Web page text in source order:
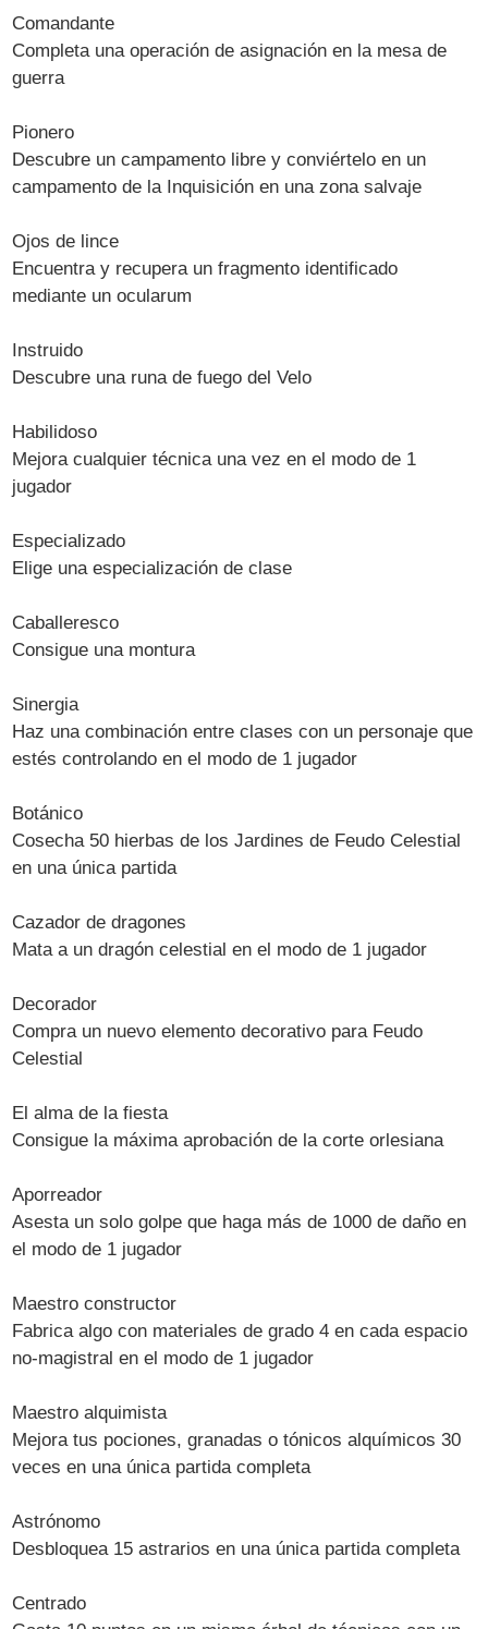
Comandante
Completa una operación de asignación en la mesa de
guerra
Pionero
Descubre un campamento libre y conviértelo en un
campamento de la Inquisición en una zona salvaje
Ojos de lince
Encuentra y recupera un fragmento identificado
mediante un ocularum
Instruido
Descubre una runa de fuego del Velo
Habilidoso
Mejora cualquier técnica una vez en el modo de 1
jugador
Especializado
Elige una especialización de clase
Caballeresco
Consigue una montura
Sinergia
Haz una combinación entre clases con un personaje que
estés controlando en el modo de 1 jugador
Botánico
Cosecha 50 hierbas de los Jardines de Feudo Celestial
en una única partida
Cazador de dragones
Mata a un dragón celestial en el modo de 1 jugador
Decorador
Compra un nuevo elemento decorativo para Feudo
Celestial
El alma de la fiesta
Consigue la máxima aprobación de la corte orlesiana
Aporreador
Asesta un solo golpe que haga más de 1000 de daño en
el modo de 1 jugador
Maestro constructor
Fabrica algo con materiales de grado 4 en cada espacio
no-magistral en el modo de 1 jugador
Maestro alquimista
Mejora tus pociones, granadas o tónicos alquímicos 30
veces en una única partida completa
Astrónomo
Desbloquea 15 astrarios en una única partida completa
Centrado